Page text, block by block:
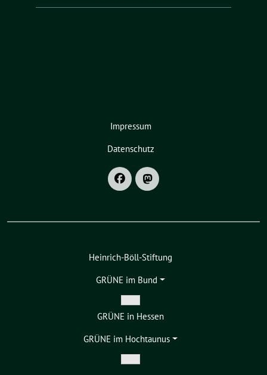
Impressum
Datenschutz
Heinrich-Böll-Stiftung
GRÜNE im Bund
Zeige
Untermenü
GRÜNE in Hessen
GRÜNE im Hochtaunus
Zeige